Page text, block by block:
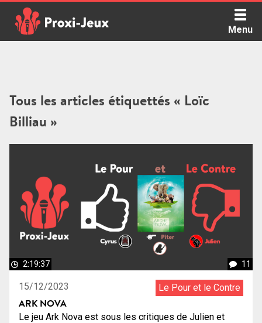
content
Menu
Tous les articles étiquettés « Loïc
Billiau »
2:19:37 11
15/12/2023 Le Pour et le Contre
ARK NOVA
Le jeu Ark Nova est sous les critiques de Julien et